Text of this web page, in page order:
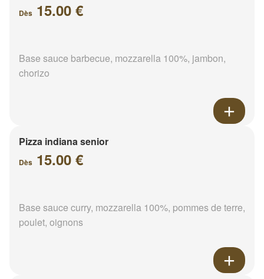
Dès 15.00 €
Base sauce barbecue, mozzarella 100%, jambon,
chorizo
Pizza indiana senior
Dès 15.00 €
Base sauce curry, mozzarella 100%, pommes de terre,
poulet, oignons